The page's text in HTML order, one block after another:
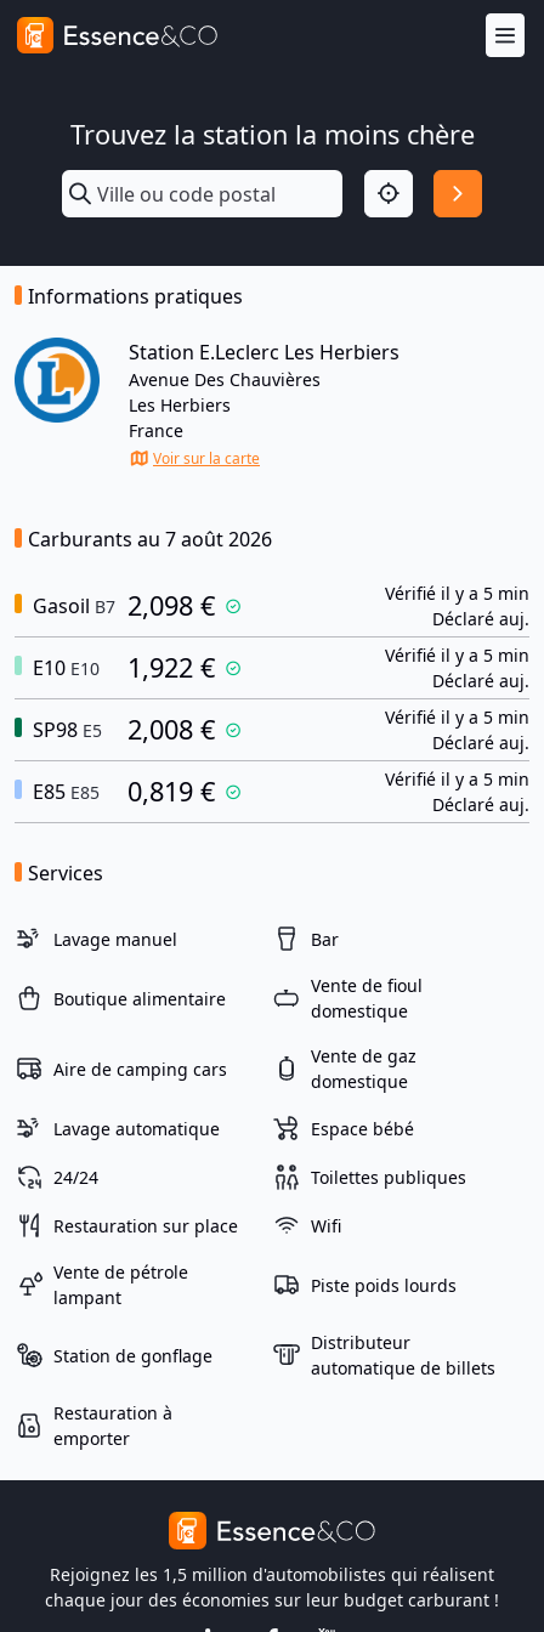
Trouvez la station la moins chère
Informations pratiques
Station E.Leclerc Les Herbiers
Avenue Des Chauvières
Les Herbiers
France
Voir sur la carte
Carburants au 7 août 2026
Gasoil B7 2,098 €
Vérifié il y a 5 min
Déclaré auj.
E10 E10 1,922 €
Vérifié il y a 5 min
Déclaré auj.
SP98 E5 2,008 €
Vérifié il y a 5 min
Déclaré auj.
E85 E85 0,819 €
Vérifié il y a 5 min
Déclaré auj.
Services
Lavage manuel Bar
Boutique alimentaire
Vente de fioul
domestique
Aire de camping cars
Vente de gaz
domestique
Lavage automatique Espace bébé
24/24 Toilettes publiques
Restauration sur place Wifi
Vente de pétrole
lampant
Piste poids lourds
Station de gonflage
Distributeur
automatique de billets
Restauration à
emporter
Rejoignez les 1,5 million d'automobilistes qui réalisent
chaque jour des économies sur leur budget carburant !